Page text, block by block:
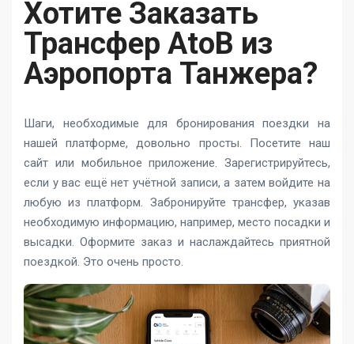
Хотите Заказать
Трансфер AtoB из
Аэропорта Танжера?
Шаги, необходимые для бронирования поездки на
нашей платформе, довольно просты. Посетите наш
сайт или мобильное приложение. Зарегистрируйтесь,
если у вас ещё нет учётной записи, а затем войдите на
любую из платформ. Забронируйте трансфер, указав
необходимую информацию, например, место посадки и
высадки. Оформите заказ и наслаждайтесь приятной
поездкой. Это очень просто.